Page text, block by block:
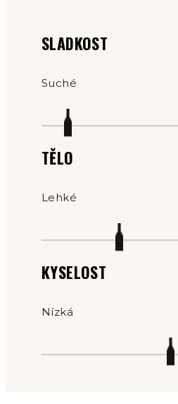
SLADKOST
Suché
TĚLO
Lehké
KYSELOST
Nízká